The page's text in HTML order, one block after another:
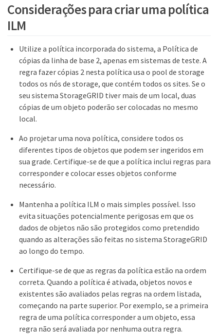
Considerações para criar uma política
ILM
Utilize a política incorporada do sistema, a Política de
cópias da linha de base 2, apenas em sistemas de teste. A
regra fazer cópias 2 nesta política usa o pool de storage
todos os nós de storage, que contém todos os sites. Se o
seu sistema StorageGRID tiver mais de um local, duas
cópias de um objeto poderão ser colocadas no mesmo
local.
Ao projetar uma nova política, considere todos os
diferentes tipos de objetos que podem ser ingeridos em
sua grade. Certifique-se de que a política inclui regras para
corresponder e colocar esses objetos conforme
necessário.
Mantenha a política ILM o mais simples possível. Isso
evita situações potencialmente perigosas em que os
dados de objetos não são protegidos como pretendido
quando as alterações são feitas no sistema StorageGRID
ao longo do tempo.
Certifique-se de que as regras da política estão na ordem
correta. Quando a política é ativada, objetos novos e
existentes são avaliados pelas regras na ordem listada,
começando na parte superior. Por exemplo, se a primeira
regra de uma política corresponder a um objeto, essa
regra não será avaliada por nenhuma outra regra.